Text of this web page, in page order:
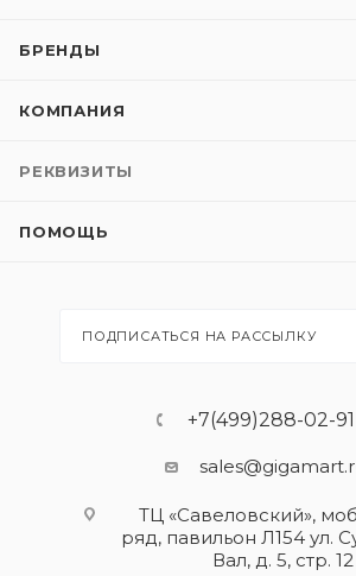
БРЕНДЫ
КОМПАНИЯ
РЕКВИЗИТЫ
ПОМОЩЬ
ПОДПИСАТЬСЯ НА РАССЫЛКУ
+7(499)288-02-91
ТЦ «Савеловский»,
ряд, павильон Л154 ул.
Вал, д. 5, стр. 12